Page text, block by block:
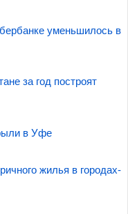
уменьшилось в
за год построят
в Уфе
жилья в городах-